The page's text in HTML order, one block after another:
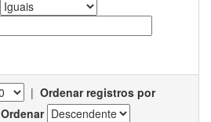
| Ordenar registros por
Ordenar